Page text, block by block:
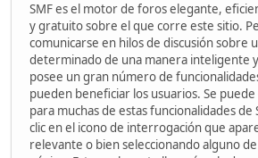
SMF es el motor de foros elegante,
y gratuito sobre el que corre este sitio.
comunicarse en hilos de discusión sobre
determinado de una manera inteligente
posee un gran número de
pueden beneficiar los usuarios. Se
para muchas de estas funcionalidades de
clic en el icono de interrogación que
relevante o bien seleccionando alguno